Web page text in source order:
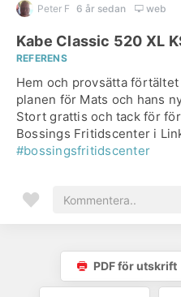
Peter F 6 år sedan web
Kabe Classic 520 XL
REFERENS
Hem och provsätta
planen för Mats och hans
Stort grattis och tack för
Bossings Fritidscenter i
#bossingsfritidscenter
PDF för utskrift